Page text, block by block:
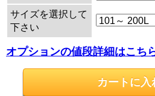
サイズを選択して
下さい
オプションの値段詳細はこち